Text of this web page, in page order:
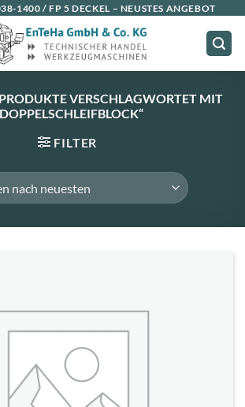
1400 / FP 5 DECKEL – NEUSTES ANGEBOT
PRODUKTE VERSCHLAGWORTET MIT
FILTER